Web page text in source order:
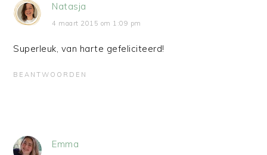
Natasja
4 maart 2015 om 1:09 pm
Superleuk, van harte gefeliciteerd!
BEANTWOORDEN
Emma